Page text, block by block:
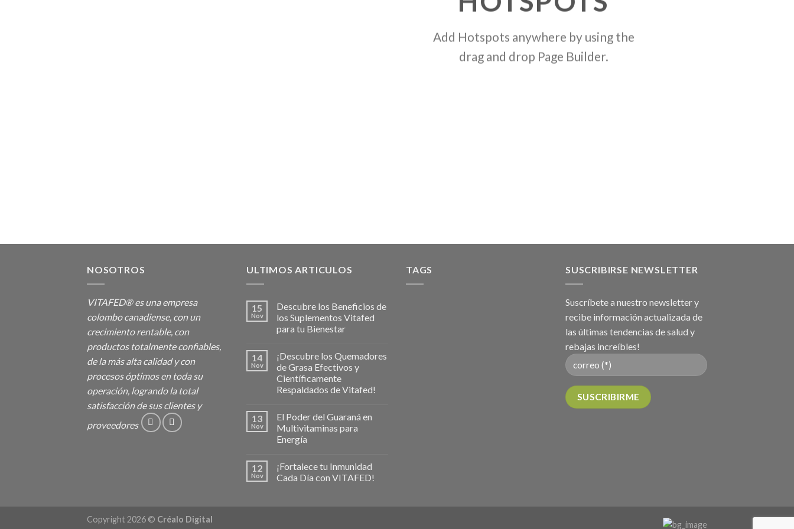
Add Hotspots anywhere by using the
drag and drop Page Builder.
NOSOTROS
VITAFED® es una empresa
colombo canadiense, con un
crecimiento rentable, con
productos totalmente confiables,
de la más alta calidad y con
procesos óptimos en toda su
operación, logrando la total
satisfacción de sus clientes y
proveedores
ULTIMOS ARTICULOS
15
Nov
Descubre los Beneficios de
los Suplementos Vitafed
para tu Bienestar
14
Nov
¡Descubre los Quemadores
de Grasa Efectivos y
Científicamente
Respaldados de Vitafed!
13
Nov
El Poder del Guaraná en
Multivitaminas para
Energía
12
Nov
¡Fortalece tu Inmunidad
Cada Día con VITAFED!
TAGS SUSCRIBIRSE NEWSLETTER
Suscríbete a nuestro newsletter y
recibe información actualizada de
las últimas tendencias de salud y
rebajas increíbles!
Copyright 2026 © Créalo Digital